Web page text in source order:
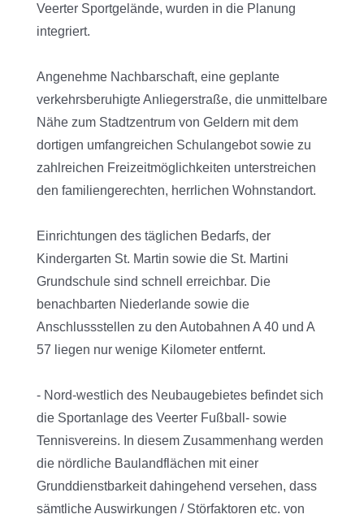
Veerter Sportgelände, wurden in die Planung
integriert.
Angenehme Nachbarschaft, eine geplante
verkehrsberuhigte Anliegerstraße, die unmittelbare
Nähe zum Stadtzentrum von Geldern mit dem
dortigen umfangreichen Schulangebot sowie zu
zahlreichen Freizeitmöglichkeiten unterstreichen
den familiengerechten, herrlichen Wohnstandort.
Einrichtungen des täglichen Bedarfs, der
Kindergarten St. Martin sowie die St. Martini
Grundschule sind schnell erreichbar. Die
benachbarten Niederlande sowie die
Anschlussstellen zu den Autobahnen A 40 und A
57 liegen nur wenige Kilometer entfernt.
- Nord-westlich des Neubaugebietes befindet sich
die Sportanlage des Veerter Fußball- sowie
Tennisvereins. In diesem Zusammenhang werden
die nördliche Baulandflächen mit einer
Grunddienstbarkeit dahingehend versehen, dass
sämtliche Auswirkungen / Störfaktoren etc. von